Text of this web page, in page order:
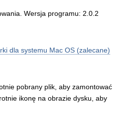
Wersja programu: 2.0.2
dla systemu Mac OS (zalecane)
pobrany plik, aby zamontować
ikonę na obrazie dysku, aby